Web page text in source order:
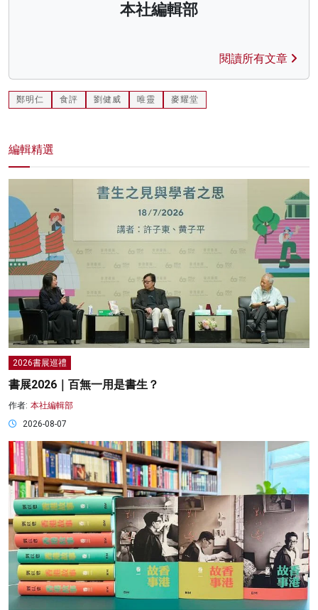
本社編輯部
閱讀所有文章
鄭明仁 食評 劉健威 唯靈 麥耀堂
編輯精選
2026書展巡禮
書展2026｜百無一用是書生？
作者: 本社編輯部
2026-08-07